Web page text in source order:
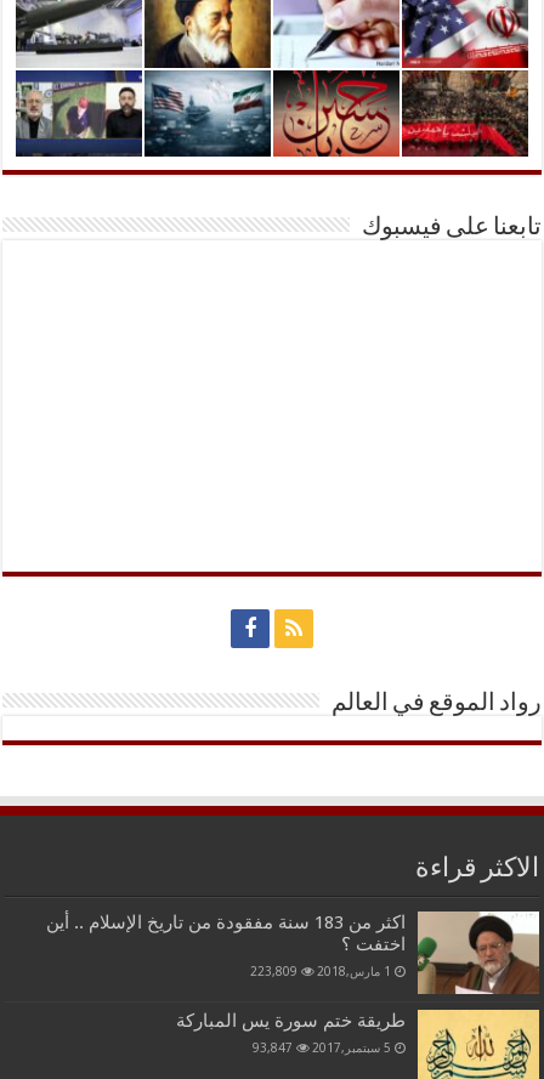
تابعنا على فيسبوك
رواد الموقع في العالم
الاكثر قراءة
اكثر من 183 سنة مفقودة من تاريخ الإسلام .. أين
اختفت ؟
1 مارس,2018 223,809
طريقة ختم سورة يس المباركة
5 سبتمبر,2017 93,847